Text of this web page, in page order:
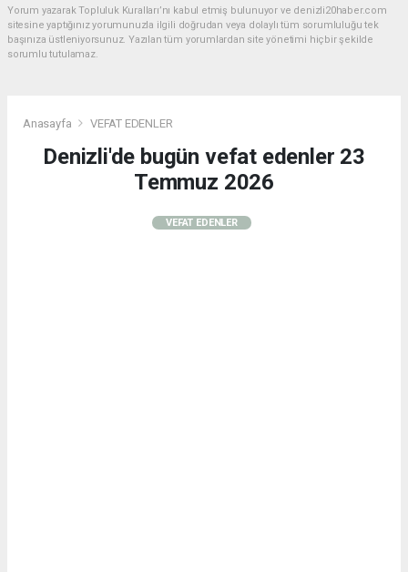
Yorum yazarak Topluluk Kuralları’nı kabul etmiş bulunuyor ve denizli20haber.com
sitesine yaptığınız yorumunuzla ilgili doğrudan veya dolaylı tüm sorumluluğu tek
başınıza üstleniyorsunuz. Yazılan tüm yorumlardan site yönetimi hiçbir şekilde
sorumlu tutulamaz.
Anasayfa VEFAT EDENLER
Denizli'de bugün vefat edenler 23
Temmuz 2026
VEFAT EDENLER